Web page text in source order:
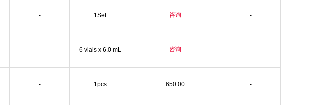
- 1Set 咨询 -
- 6 vials x 6.0 mL 咨询 -
- 1pcs 650.00 -